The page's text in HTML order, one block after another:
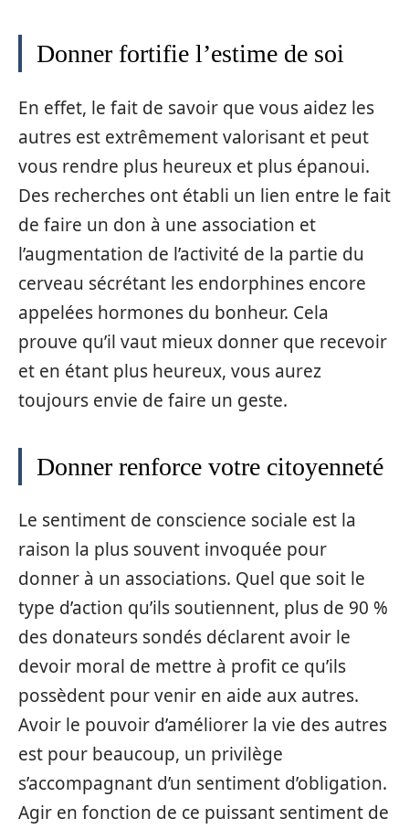
Donner fortifie l’estime de soi
En effet, le fait de savoir que vous aidez les
autres est extrêmement valorisant et peut
vous rendre plus heureux et plus épanoui.
Des recherches ont établi un lien entre le fait
de faire un don à une association et
l’augmentation de l’activité de la partie du
cerveau sécrétant les endorphines encore
appelées hormones du bonheur. Cela
prouve qu’il vaut mieux donner que recevoir
et en étant plus heureux, vous aurez
toujours envie de faire un geste.
Donner renforce votre citoyenneté
Le sentiment de conscience sociale est la
raison la plus souvent invoquée pour
donner à un associations. Quel que soit le
type d’action qu’ils soutiennent, plus de 90 %
des donateurs sondés déclarent avoir le
devoir moral de mettre à profit ce qu’ils
possèdent pour venir en aide aux autres.
Avoir le pouvoir d’améliorer la vie des autres
est pour beaucoup, un privilège
s’accompagnant d’un sentiment d’obligation.
Agir en fonction de ce puissant sentiment de